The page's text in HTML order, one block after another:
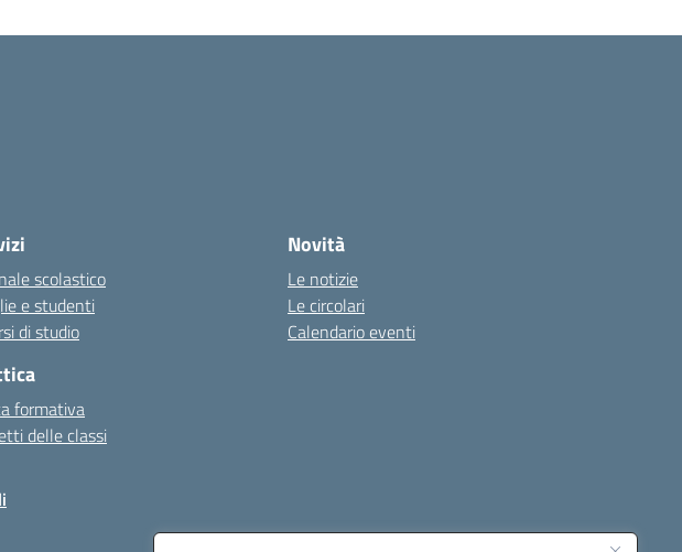
scolastico
e studenti
di studio
formativa
delle classi
Novità
Le notizie
Le circolari
Calendario eventi